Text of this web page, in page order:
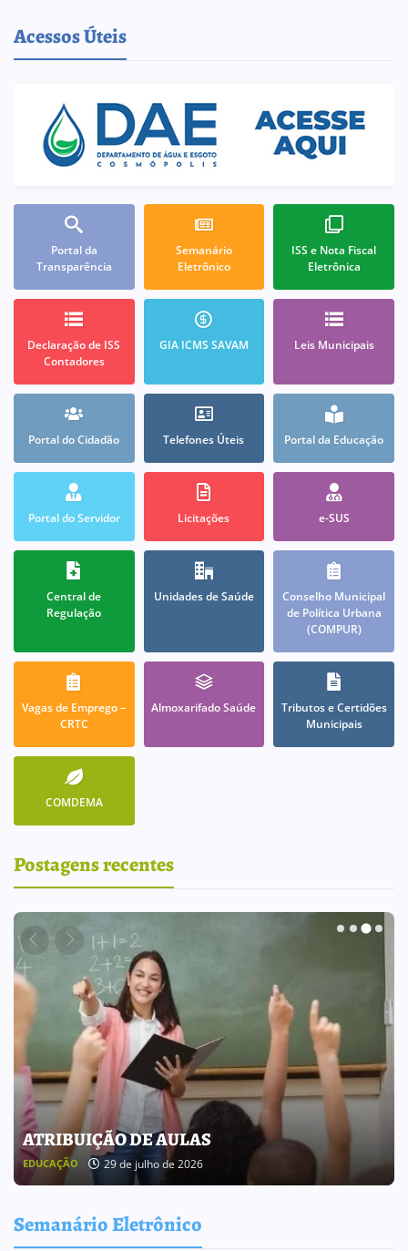
Acessos Úteis
Portal da
Transparência
Semanário
Eletrônico
ISS e Nota Fiscal
Eletrônica
Declaração de ISS
Contadores
GIA ICMS SAVAM Leis Municipais
Portal do Cidadão Telefones Úteis Portal da Educação
Portal do Servidor Licitações e-SUS
Central de
Regulação
Unidades de Saúde
Conselho Municipal
de Política Urbana
(COMPUR)
Vagas de Emprego –
CRTC
Almoxarifado Saúde
Tributos e Certidões
Municipais
COMDEMA
Postagens recentes
ATRIBUIÇÃO DE AULAS
EDUCAÇÃO 29 de julho de 2026
Semanário Eletrônico